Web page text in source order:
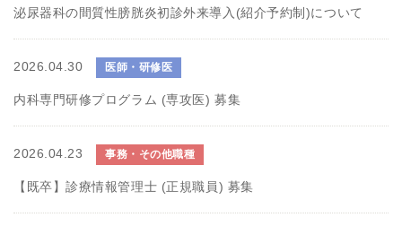
泌尿器科の間質性膀胱炎初診外来導入(紹介予約制)について
2026.04.30 医師・研修医
内科専門研修プログラム (専攻医) 募集
2026.04.23 事務・その他職種
【既卒】診療情報管理士 (正規職員) 募集